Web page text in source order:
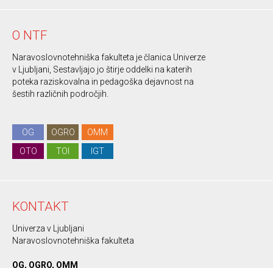
O NTF
Naravoslovnotehniška fakulteta je članica Univerze
v Ljubljani, Sestavljajo jo štirje oddelki na katerih
poteka raziskovalna in pedagoška dejavnost na
šestih različnih področjih.
OG OGRO
OMM
OTO
TOI IGT
KONTAKT
Univerza v Ljubljani
Naravoslovnotehniška fakulteta
OG, OGRO, OMM